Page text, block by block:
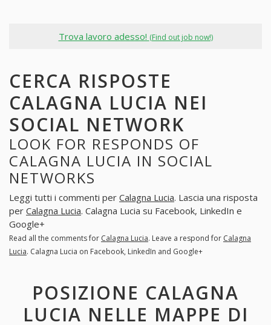
Trova lavoro adesso! (Find out job now!)
CERCA RISPOSTE
CALAGNA LUCIA NEI
SOCIAL NETWORK
LOOK FOR RESPONDS OF
CALAGNA LUCIA IN SOCIAL
NETWORKS
Leggi tutti i commenti per Calagna Lucia. Lascia una risposta
per Calagna Lucia. Calagna Lucia su Facebook, LinkedIn e
Google+
Read all the comments for Calagna Lucia. Leave a respond for Calagna
Lucia. Calagna Lucia on Facebook, LinkedIn and Google+
POSIZIONE CALAGNA
LUCIA NELLE MAPPE DI